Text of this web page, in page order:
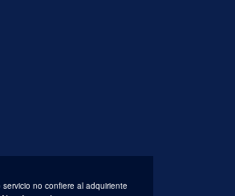
no confiere al adquiriente